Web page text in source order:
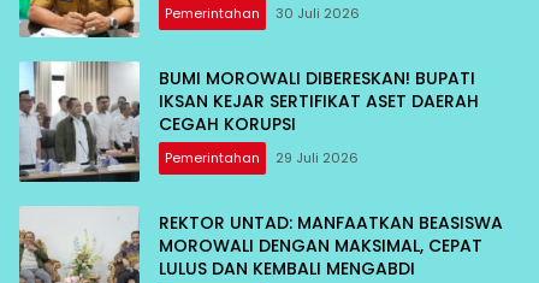
Pemerintahan 30 Juli 2026
BUMI MOROWALI DIBERESKAN! BUPATI
IKSAN KEJAR SERTIFIKAT ASET DAERAH
CEGAH KORUPSI
Pemerintahan 29 Juli 2026
REKTOR UNTAD: MANFAATKAN BEASISWA
MOROWALI DENGAN MAKSIMAL, CEPAT
LULUS DAN KEMBALI MENGABDI